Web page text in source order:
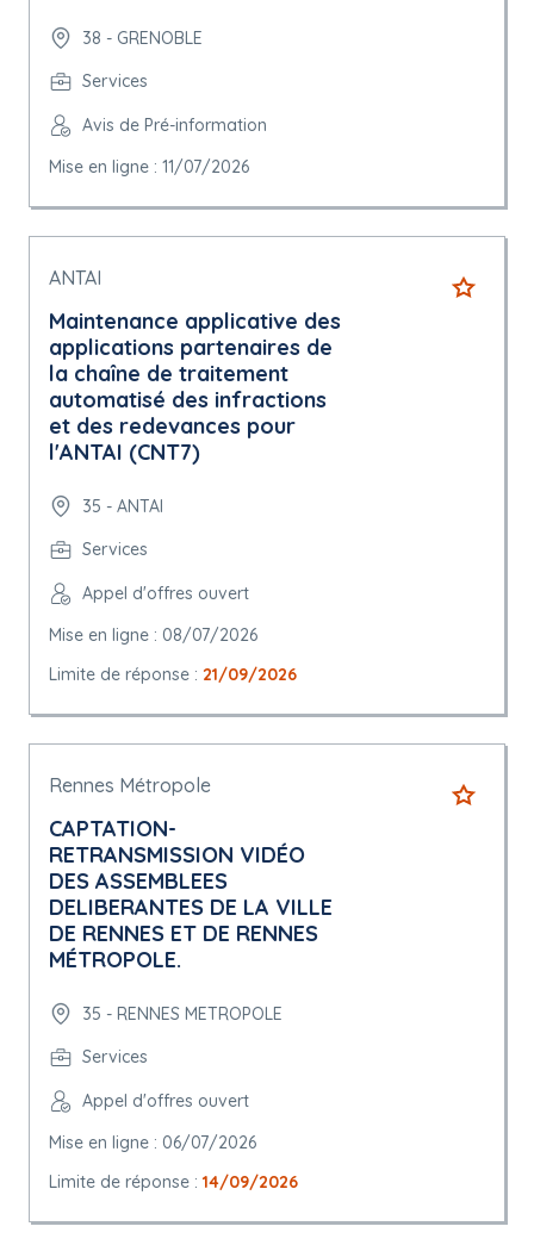
38 - GRENOBLE
Services
Avis de Pré-information
Mise en ligne : 11/07/2026
ANTAI
Maintenance applicative des
applications partenaires de
la chaîne de traitement
automatisé des infractions
et des redevances pour
l'ANTAI (CNT7)
35 - ANTAI
Services
Appel d'offres ouvert
Mise en ligne : 08/07/2026
Limite de réponse : 21/09/2026
Rennes Métropole
CAPTATION-
RETRANSMISSION VIDÉO
DES ASSEMBLEES
DELIBERANTES DE LA VILLE
DE RENNES ET DE RENNES
MÉTROPOLE.
35 - RENNES METROPOLE
Services
Appel d'offres ouvert
Mise en ligne : 06/07/2026
Limite de réponse : 14/09/2026